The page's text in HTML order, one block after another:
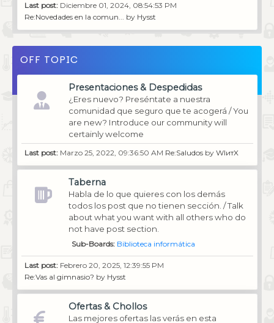
Last post: Diciembre 01, 2024, 08:54:53 PM
Re:Novedades en la comun... by Hysst
OFF TOPIC
Presentaciones & Despedidas
¿Eres nuevo? Preséntate a nuestra
comunidad que seguro que te acogerá / You
are new? Introduce our community will
certainly welcome
Last post: Marzo 25, 2022, 09:36:50 AM Re:Saludosby WIитX
Taberna
Habla de lo que quieres con los demás
todos los post que no tienen sección. / Talk
about what you want with all others who do
not have post section.
Sub-Boards Biblioteca informática
Last post: Febrero 20, 2025, 12:39:55 PM
Re:Vas al gimnasio? by Hysst
Ofertas & Chollos
Las mejores ofertas las verás en esta